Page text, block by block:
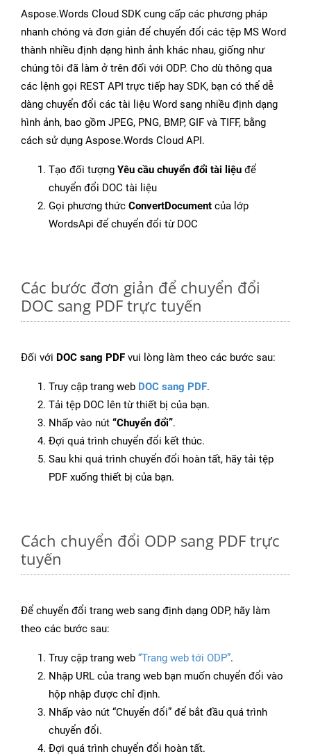
Aspose.Words Cloud SDK cung cấp các phương pháp
nhanh chóng và đơn giản để chuyển đổi các tệp MS Word
thành nhiều định dạng hình ảnh khác nhau, giống như
chúng tôi đã làm ở trên đối với ODP. Cho dù thông qua
các lệnh gọi REST API trực tiếp hay SDK, bạn có thể dễ
dàng chuyển đổi các tài liệu Word sang nhiều định dạng
hình ảnh, bao gồm JPEG, PNG, BMP, GIF và TIFF, bằng
cách sử dụng Aspose.Words Cloud API.
Tạo đối tượng Yêu cầu chuyển đổi tài liệu để
chuyển đổi DOC tài liệu
Gọi phương thức ConvertDocument của lớp
WordsApi để chuyển đổi từ DOC
Các bước đơn giản để chuyển đổi
DOC sang PDF trực tuyến
Đối với DOC sang PDF vui lòng làm theo các bước sau:
Truy cập trang web DOC sang PDF.
Tải tệp DOC lên từ thiết bị của bạn.
Nhấp vào nút “Chuyển đổi”.
Đợi quá trình chuyển đổi kết thúc.
Sau khi quá trình chuyển đổi hoàn tất, hãy tải tệp
PDF xuống thiết bị của bạn.
Cách chuyển đổi ODP sang PDF trực
tuyến
Để chuyển đổi trang web sang định dạng ODP, hãy làm
theo các bước sau:
Truy cập trang web “Trang web tới ODP”.
Nhập URL của trang web bạn muốn chuyển đổi vào
hộp nhập được chỉ định.
Nhấp vào nút “Chuyển đổi” để bắt đầu quá trình
chuyển đổi.
Đợi quá trình chuyển đổi hoàn tất.